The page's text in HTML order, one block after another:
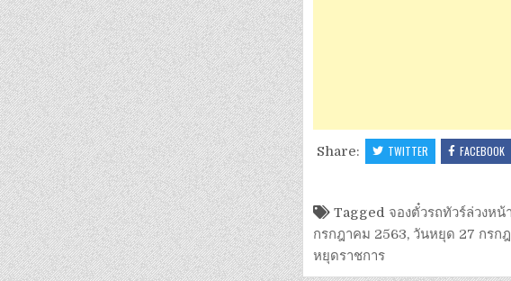
Share: TWITTER FACEBOOK
Tagged จองตั๋วรถทัวร์ล่วงหน้า
กรกฎาคม 2563, วันหยุด 27 กรก
หยุดราชการ